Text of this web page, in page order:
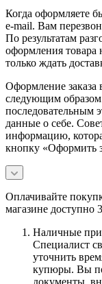
Когда оформляете
e-mail. Вам
По результатам
оформления товара
только ждать
Оформление заказа
следующим
последовательным
данные о себе.
информацию,
кнопку «Оформить
Оплачивайте
магазине доступно
Наличные при
Специалист
уточнить
купюры. Вы
документы,